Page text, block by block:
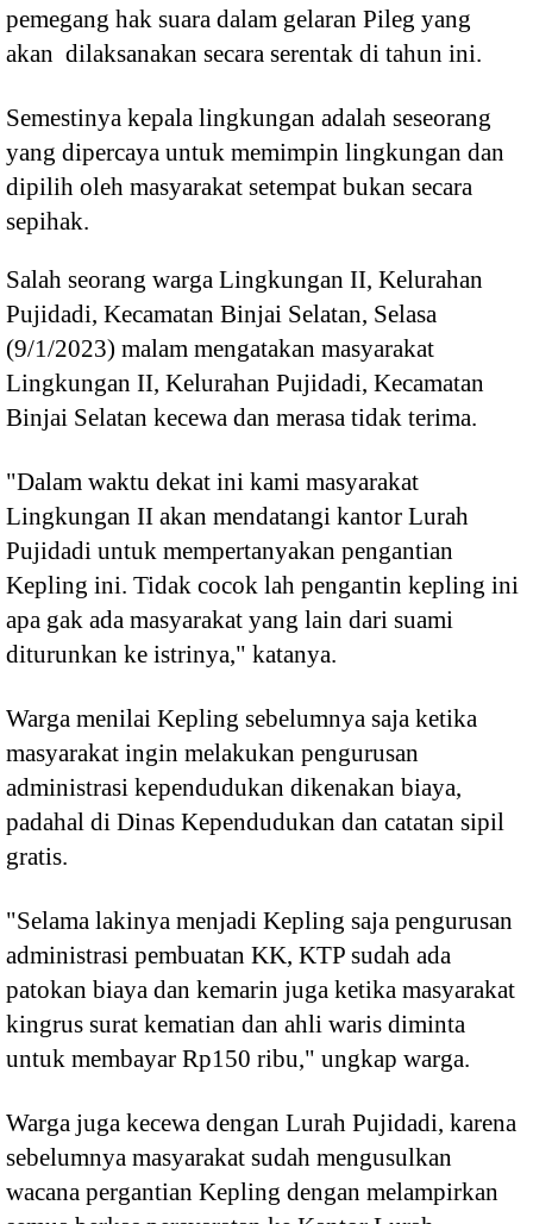
pemegang hak suara dalam gelaran Pileg yang
akan dilaksanakan secara serentak di tahun ini.
Semestinya kepala lingkungan adalah seseorang
yang dipercaya untuk memimpin lingkungan dan
dipilih oleh masyarakat setempat bukan secara
sepihak.
Salah seorang warga Lingkungan II, Kelurahan
Pujidadi, Kecamatan Binjai Selatan, Selasa
(9/1/2023) malam mengatakan masyarakat
Lingkungan II, Kelurahan Pujidadi, Kecamatan
Binjai Selatan kecewa dan merasa tidak terima.
"Dalam waktu dekat ini kami masyarakat
Lingkungan II akan mendatangi kantor Lurah
Pujidadi untuk mempertanyakan pengantian
Kepling ini. Tidak cocok lah pengantin kepling ini
apa gak ada masyarakat yang lain dari suami
diturunkan ke istrinya," katanya.
Warga menilai Kepling sebelumnya saja ketika
masyarakat ingin melakukan pengurusan
administrasi kependudukan dikenakan biaya,
padahal di Dinas Kependudukan dan catatan sipil
gratis.
"Selama lakinya menjadi Kepling saja pengurusan
administrasi pembuatan KK, KTP sudah ada
patokan biaya dan kemarin juga ketika masyarakat
kingrus surat kematian dan ahli waris diminta
untuk membayar Rp150 ribu," ungkap warga.
Warga juga kecewa dengan Lurah Pujidadi, karena
sebelumnya masyarakat sudah mengusulkan
wacana pergantian Kepling dengan melampirkan